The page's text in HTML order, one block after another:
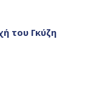
του Γκύζη